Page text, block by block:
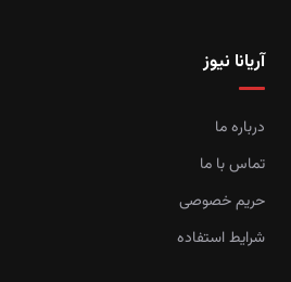
آریانا نیوز
درباره ما
تماس با ما
حریم خصوصی
شرایط استفاده